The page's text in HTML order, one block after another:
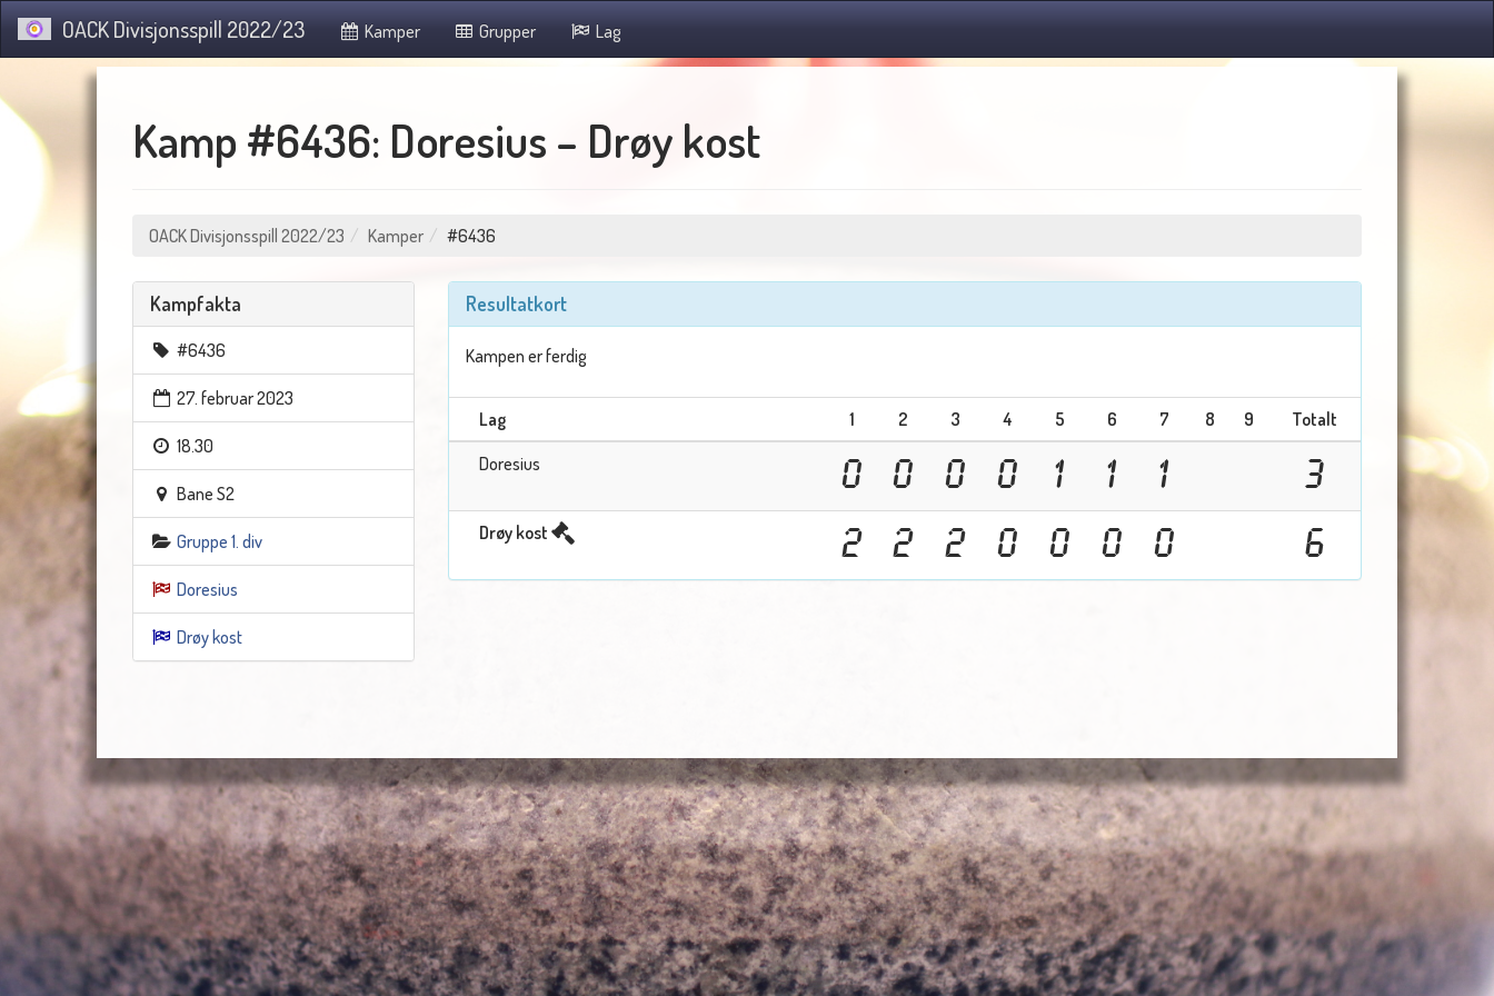
OACK Divisjonsspill 2022/23 Kamper Grupper Lag
Kamp #6436: Doresius – Drøy kost
OACK Divisjonsspill 2022/23 Kamper #6436
Kampfakta
#6436
27. februar 2023
18.30
Bane S2
Gruppe 1. div
Doresius
Drøy kost
Resultatkort
Kampen er ferdig
Lag 1 2 3 4 5 6 7 8 9
Totalt
Doresius
0 0 0 0 1 1 1 3
Drøy kost 2 2 2 0 0 0 0 6